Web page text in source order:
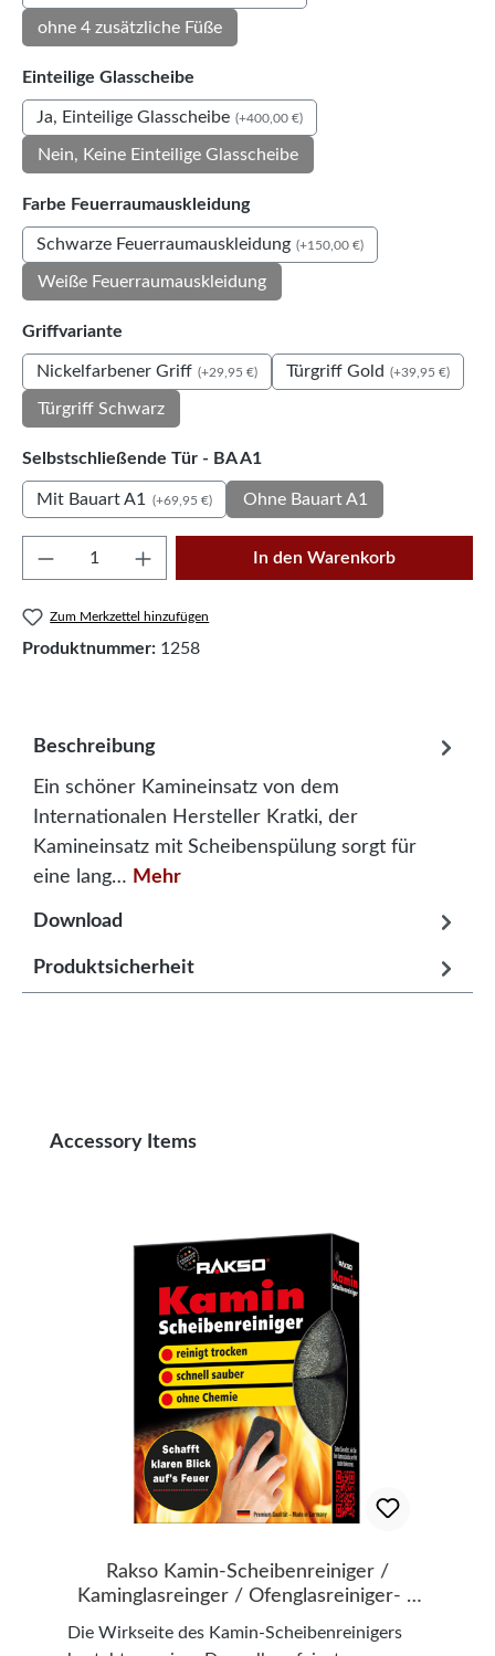
ohne 4 zusätzliche Füße
Einteilige Glasscheibe
Ja, Einteilige Glasscheibe (+400,00 €)
Nein, Keine Einteilige Glasscheibe
Farbe Feuerraumauskleidungauswählen
Schwarze Feuerraumauskleidung (+150,00 €)
Weiße Feuerraumauskleidung
Griffvariante
Nickelfarbener Griff (+29,95 €) Türgriff Gold (+39,95 €)
Türgriff Schwarz
Selbstschließende Tür - BA A1
Mit Bauart A1 (+69,95 €) Ohne Bauart A1
Produkt Anzahl: Gib den gewünschten
In den Warenkorb
Zum Merkzettel hinzufügen
Produktnummer: 1258
Beschreibung
Ein schöner Kamineinsatz von dem
Internationalen Hersteller Kratki, der
Kamineinsatz mit Scheibenspülung sorgt für
eine lang… Mehr
Download
Produktsicherheit
Produktgalerie überspringen
Accessory Items
Rakso Kamin-Scheibenreiniger /
Kaminglasreinger / Ofenglasreiniger- 2
Die Wirkseite des Kamin-Scheibenreinigers